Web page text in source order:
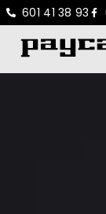
601 41 38 93